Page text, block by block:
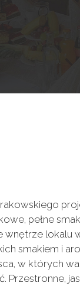
pełne
wnętrze lokalu
smakiem i
w których
Przestronne,